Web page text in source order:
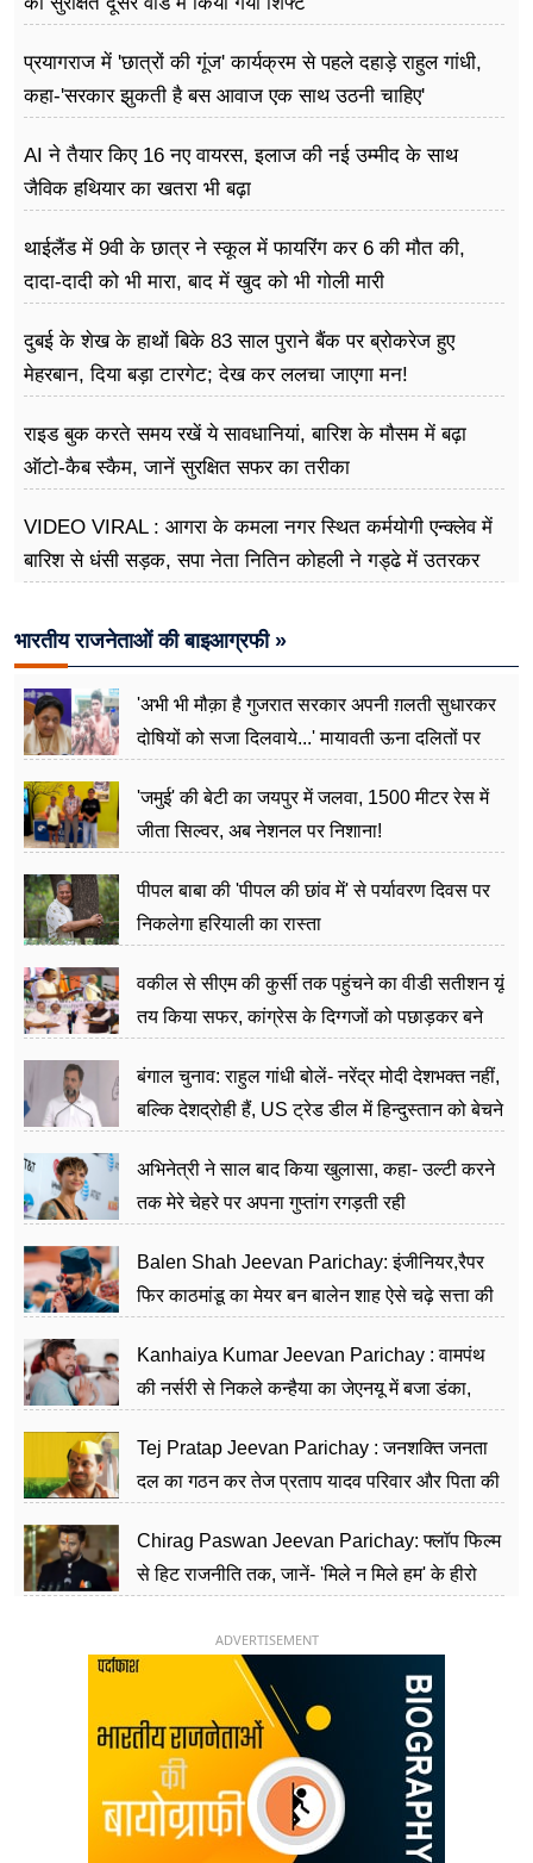
प्रयागराज में 'छात्रों की गूंज' कार्यक्रम से पहले दहाड़े राहुल गांधी,
कहा-'सरकार झुकती है बस आवाज एक साथ उठनी चाहिए'
AI ने तैयार किए 16 नए वायरस, इलाज की नई उम्मीद के साथ
जैविक हथियार का खतरा भी बढ़ा
थाईलैंड में 9वी के छात्र ने स्कूल में फायरिंग कर 6 की मौत की,
दादा-दादी को भी मारा, बाद में खुद को भी गोली मारी
दुबई के शेख के हाथों बिके 83 साल पुराने बैंक पर ब्रोकरेज हुए
मेहरबान, दिया बड़ा टारगेट; देख कर ललचा जाएगा मन!
राइड बुक करते समय रखें ये सावधानियां, बारिश के मौसम में बढ़ा
ऑटो-कैब स्कैम, जानें सुरक्षित सफर का तरीका
VIDEO VIRAL : आगरा के कमला नगर स्थित कर्मयोगी एन्क्लेव में
बारिश से धंसी सड़क, सपा नेता नितिन कोहली ने गड्ढे में उतरकर
भारतीय राजनेताओं की बाइआग्रफी »
'अभी भी मौक़ा है गुजरात सरकार अपनी ग़लती सुधारकर
दोषियों को सजा दिलवाये...' मायावती ऊना दलितों पर
'जमुई' की बेटी का जयपुर में जलवा, 1500 मीटर रेस में
जीता सिल्वर, अब नेशनल पर निशाना!
पीपल बाबा की 'पीपल की छांव में' से पर्यावरण दिवस पर
निकलेगा हरियाली का रास्ता
वकील से सीएम की कुर्सी तक पहुंचने का वीडी सतीशन यूं
तय किया सफर, कांग्रेस के दिग्गजों को पछाड़कर बने
बंगाल चुनाव: राहुल गांधी बोलें- नरेंद्र मोदी देशभक्त नहीं,
बल्कि देशद्रोही हैं, US ट्रेड डील में हिन्दुस्तान को बेचने
अभिनेत्री ने साल बाद किया खुलासा, कहा- उल्टी करने
तक मेरे चेहरे पर अपना गुप्तांग रगड़ती रही
Balen Shah Jeevan Parichay: इंजीनियर,रैपर
फिर काठमांडू का मेयर बन बालेन शाह ऐसे चढ़े सत्ता की
Kanhaiya Kumar Jeevan Parichay : वामपंथ
की नर्सरी से निकले कन्हैया का जेएनयू में बजा डंका,
Tej Pratap Jeevan Parichay : जनशक्ति जनता
दल का गठन कर तेज प्रताप यादव परिवार और पिता की
Chirag Paswan Jeevan Parichay: फ्लॉप फिल्म
से हिट राजनीति तक, जानें- 'मिले न मिले हम' के हीरो
ADVERTISEMENT